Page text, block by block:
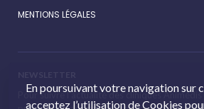
MENTIONS LÉGALES
Pour suivre l’actualité des cliniques Animédis
En poursuivant votre navigation sur
acceptez l’utilisation de Cookies